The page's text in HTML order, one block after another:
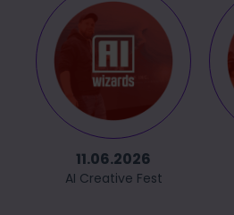
11.06.2026
AI Creative Fest